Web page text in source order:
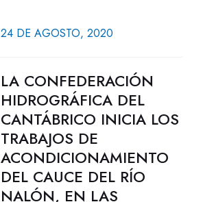
24 DE AGOSTO, 2020
LA CONFEDERACIÓN
HIDROGRÁFICA DEL
CANTÁBRICO INICIA LOS
TRABAJOS DE
ACONDICIONAMIENTO
DEL CAUCE DEL RÍO
NALÓN, EN LAS